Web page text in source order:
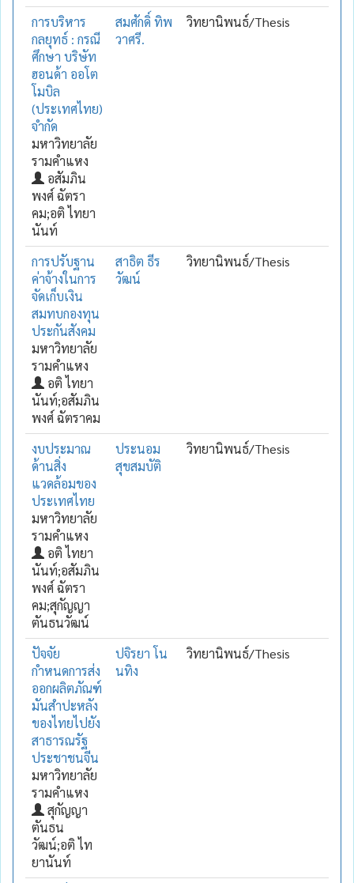
การบริหาร
กลยุทธ์ : กรณี
ศึกษา บริษัท
ฮอนด้า ออโต
โมบิล
(ประเทศไทย)
จำกัด
มหาวิทยาลัย
รามคำแหง
อสัมภิน
พงศ์ ฉัตรา
คม;อติ ไทยา
นันท์
สมศักดิ์ ทิพ
วาศรี.
วิทยานิพนธ์/Thesis
การปรับฐาน
ค่าจ้างในการ
จัดเก็บเงิน
สมทบกองทุน
ประกันสังคม
มหาวิทยาลัย
รามคำแหง
อติ ไทยา
นันท์;อสัมภิน
พงศ์ ฉัตราคม
สาธิต ธีร
วัฒน์
วิทยานิพนธ์/Thesis
งบประมาณ
ด้านสิ่ง
แวดล้อมของ
ประเทศไทย
มหาวิทยาลัย
รามคำแหง
อติ ไทยา
นันท์;อสัมภิน
พงศ์ ฉัตรา
คม;สุกัญญา
ตันธนวัฒน์
ประนอม
สุขสมบัติ
วิทยานิพนธ์/Thesis
ปัจจัย
กำหนดการส่ง
ออกผลิตภัณฑ์
มันสำปะหลัง
ของไทยไปยัง
สาธารณรัฐ
ประชาชนจีน
มหาวิทยาลัย
รามคำแหง
สุกัญญา
ตันธน
วัฒน์;อติ ไท
ยานันท์
ปจิรยา โน
นทิง
วิทยานิพนธ์/Thesis